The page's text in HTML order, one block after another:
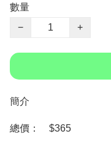
數量
−
+
簡介
總價：　$365